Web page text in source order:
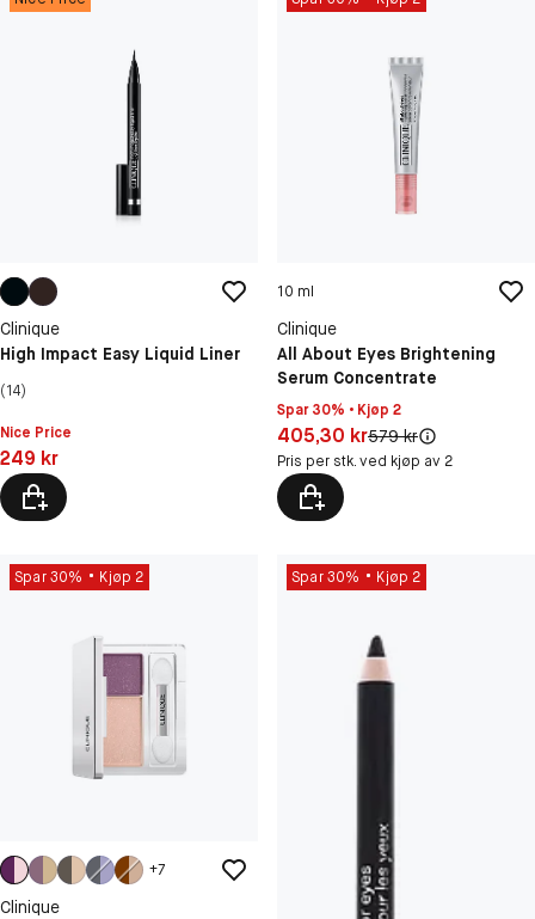
Clinique
High Impact Easy Liquid Liner
(14)
Nice Price
Pris: 249 kr
249 kr
10 ml
Clinique
All About Eyes Brightening
Serum Concentrate
Spar 30% • Kjøp 2
Pris: 405,30 kr
405,30 krOriginal pris:
579 kr
Pris per stk. ved kjøp av 2
Spar 30% Kjøp 2
+7
Clinique
Spar 30% Kjøp 2